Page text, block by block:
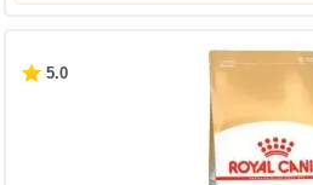
5.0